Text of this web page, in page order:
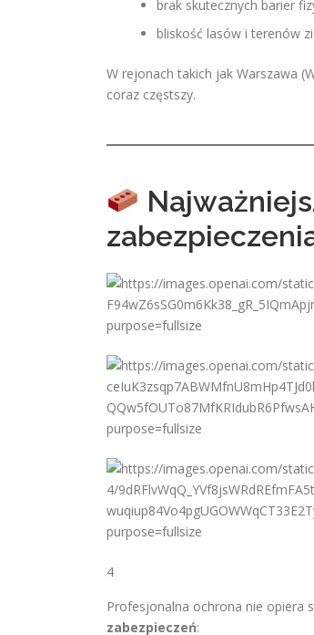
brak skutecznych barier
bliskość lasów i terenów
W rejonach takich jak Warszawa
coraz częstszy.
4
Profesjonalna ochrona nie opiera
zabezpieczeń: